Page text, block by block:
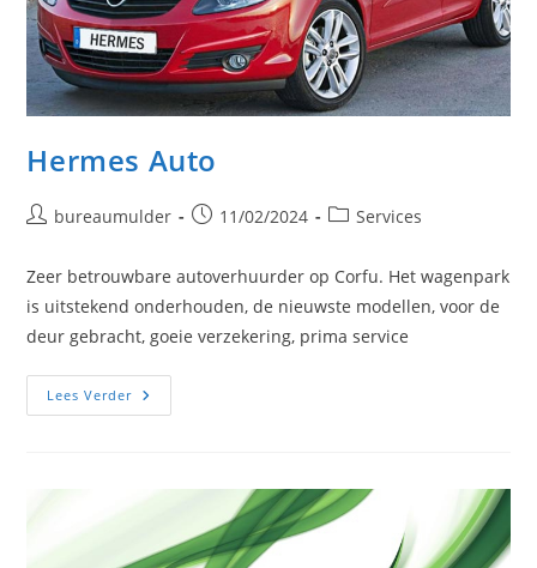
Hermes Auto
Berichtbureaumulder
Bericht11/02/2024 Berichtcategorie:
Services
Zeer betrouwbare autoverhuurder op Corfu. Het wagenpark
is uitstekend onderhouden, de nieuwste modellen, voor de
deur gebracht, goeie verzekering, prima service
Lees VerderHermes
Auto